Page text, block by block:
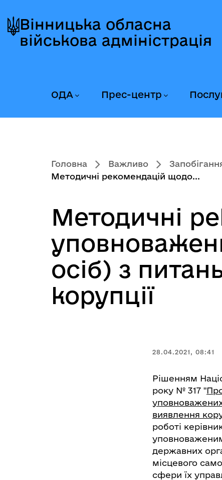
до
головного
до
головного
вмісту
до
головного
колонтитула
Вінницька обласна
військова адміністрація
ОДА Прес-центр
Головна Важливо
Методичні рекомендацій щодо...
Методичні
осіб) з
корупції
28.04.2021, 08:41
Рішенням
року № 317 "
уповноважених
виявлення
роботі
державних
місцевого
сфери їх